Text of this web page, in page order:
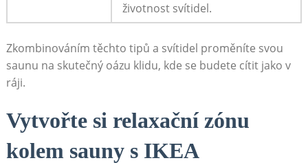
⁣životnost svítidel.
Zkombinováním ⁢těchto tipů a svítidel proměníte svou
saunu ‌na skutečný‌ oázu klidu, kde se budete cítit ‍jako v
ráji.
Vytvořte si​ relaxační zónu
‍kolem sauny s IKEA